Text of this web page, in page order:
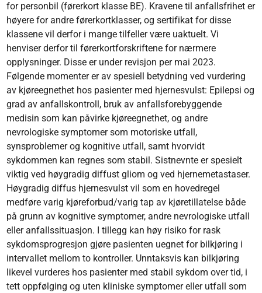
for personbil (førerkort klasse BE). Kravene til anfallsfrihet er
høyere for andre førerkortklasser, og sertifikat for disse
klassene vil derfor i mange tilfeller være uaktuelt. Vi
henviser derfor til førerkortforskriftene for nærmere
opplysninger. Disse er under revisjon per mai 2023.
Følgende momenter er av spesiell betydning ved vurdering
av kjøreegnethet hos pasienter med hjernesvulst: Epilepsi og
grad av anfallskontroll, bruk av anfallsforebyggende
medisin som kan påvirke kjøreegnethet, og andre
nevrologiske symptomer som motoriske utfall,
synsproblemer og kognitive utfall, samt hvorvidt
sykdommen kan regnes som stabil. Sistnevnte er spesielt
viktig ved høygradig diffust gliom og ved hjernemetastaser.
Høygradig diffus hjernesvulst vil som en hovedregel
medføre varig kjøreforbud/varig tap av kjøretillatelse både
på grunn av kognitive symptomer, andre nevrologiske utfall
eller anfallssituasjon. I tillegg kan høy risiko for rask
sykdomsprogresjon gjøre pasienten uegnet for bilkjøring i
intervallet mellom to kontroller. Unntaksvis kan bilkjøring
likevel vurderes hos pasienter med stabil sykdom over tid, i
tett oppfølging og uten kliniske symptomer eller utfall som